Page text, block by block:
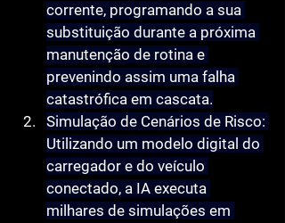
corrente, programando a sua
substituição durante a próxima
manutenção de rotina e
prevenindo assim uma falha
catastrófica em cascata.
Simulação de Cenários de Risco:
Utilizando um modelo digital do
carregador e do veículo
conectado, a IA executa
milhares de simulações em